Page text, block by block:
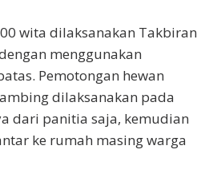
wita dilaksanakan Takbiran
menggunakan
Pemotongan hewan
dilaksanakan pada
dari panitia saja, kemudian
ke rumah masing warga